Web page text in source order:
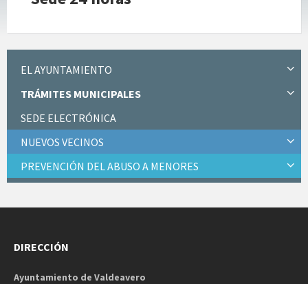
EL AYUNTAMIENTO
TRÁMITES MUNICIPALES
SEDE ELECTRÓNICA
NUEVOS VECINOS
PREVENCIÓN DEL ABUSO A MENORES
DIRECCIÓN
Ayuntamiento de Valdeavero